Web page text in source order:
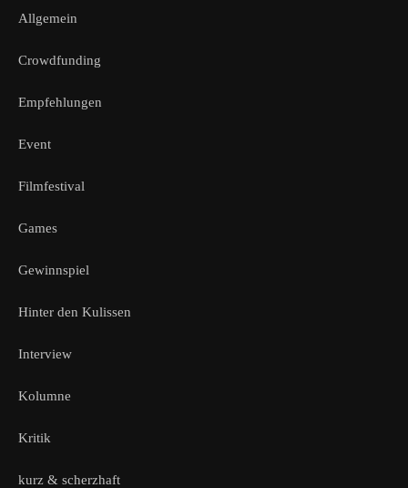
Allgemein
Crowdfunding
Empfehlungen
Event
Filmfestival
Games
Gewinnspiel
Hinter den Kulissen
Interview
Kolumne
Kritik
kurz & scherzhaft